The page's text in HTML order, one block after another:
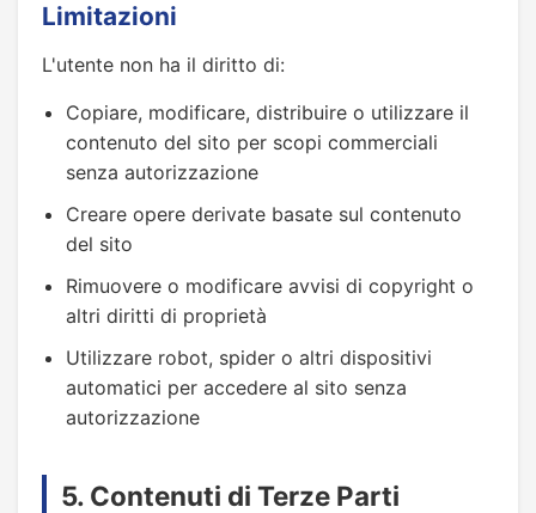
Limitazioni
L'utente non ha il diritto di:
Copiare, modificare, distribuire o utilizzare il
contenuto del sito per scopi commerciali
senza autorizzazione
Creare opere derivate basate sul contenuto
del sito
Rimuovere o modificare avvisi di copyright o
altri diritti di proprietà
Utilizzare robot, spider o altri dispositivi
automatici per accedere al sito senza
autorizzazione
5. Contenuti di Terze Parti